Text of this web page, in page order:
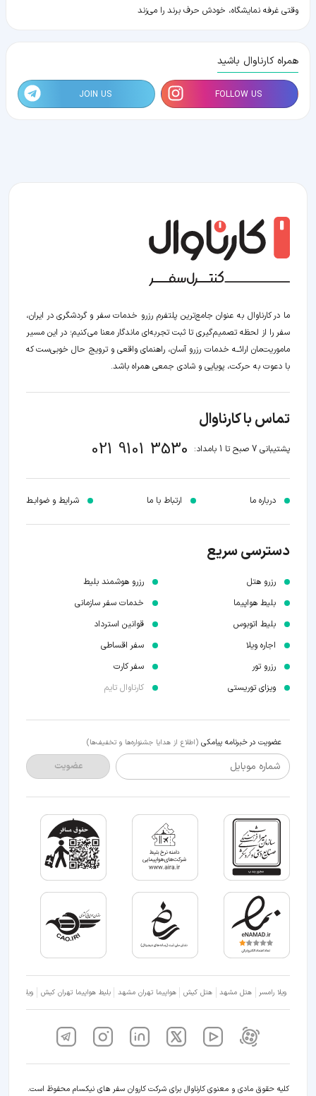
وقتی غرفه نمایشگاه، خودش حرف برند را می‌زند
همراه کارناوال باشید
FOLLOW US
JOIN US
ما در کارناوال به عنوان جامع‌ترین پلتفرم رزرو خدمات سفر و گردشگری در ایران،
سفر را از لحظه‌ تصمیم‌گیری تا ثبت تجربه‌ای ماندگار معنا می‌کنیم؛ در این مسیر‍
ماموریت‌مان اراﺋــﻪ خدمات رزرو آسان، راهنمای واقعی و ترویج حال خوبی‌ست که
با دعوت به حرکت، پویایی و شادی جمعی همراه باشد.
تماس با کارناوال
پشتیبانی 7 صبح تا 1 بامداد: 021 9101 3530
درباره ما ارتباط با ما شرایط و ضوابـط
دسترسی سریع
رزرو هتل
بلیط هواپیما
بلیط اتوبوس
اجاره ویلا
رزرو تور
ویزای توریستی
رزرو هوشمند بلیط
خدمات سفر سازمانی
قوانین استرداد
سفر اقساطی
سفر کارت
کارناوال تایم
عضویت در خبرنامه پیامکی (اطلاع از هدایا جشنواره‌ها و تخفیف‌ها)
شماره موبایل عضویت
ویلا رامسر هتل مشهد هتل کیش هواپیما تهران مشهد بلیط هواپیما تهران کیش ویلا شمال
کلیه حقوق مادی و معنوی کارناوال برای شرکت کاروان سفر های نیکسام محفوظ است.